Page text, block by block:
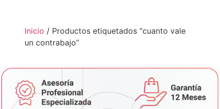
Inicio / Productos etiquetados “cuanto vale
un contrabajo”